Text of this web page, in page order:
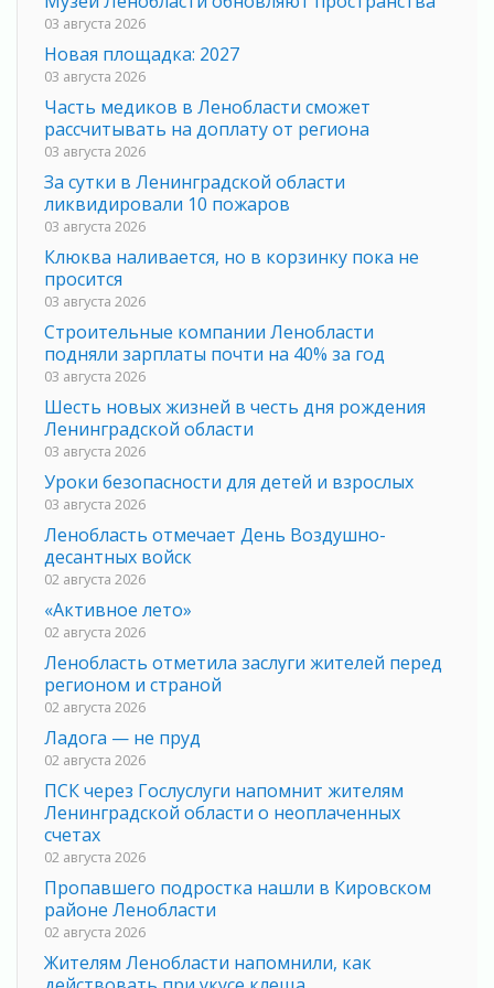
03 августа 2026
Новая площадка: 2027
03 августа 2026
Часть медиков в Ленобласти сможет
рассчитывать на доплату от региона
03 августа 2026
За сутки в Ленинградской области
ликвидировали 10 пожаров
03 августа 2026
Клюква наливается, но в корзинку пока не
просится
03 августа 2026
Строительные компании Ленобласти
подняли зарплаты почти на 40% за год
03 августа 2026
Шесть новых жизней в честь дня рождения
Ленинградской области
03 августа 2026
Уроки безопасности для детей и взрослых
03 августа 2026
Ленобласть отмечает День Воздушно-
десантных войск
02 августа 2026
«Активное лето»
02 августа 2026
Ленобласть отметила заслуги жителей перед
регионом и страной
02 августа 2026
Ладога — не пруд
02 августа 2026
ПСК через Гослуслуги напомнит жителям
Ленинградской области о неоплаченных
счетах
02 августа 2026
Пропавшего подростка нашли в Кировском
районе Ленобласти
02 августа 2026
Жителям Ленобласти напомнили, как